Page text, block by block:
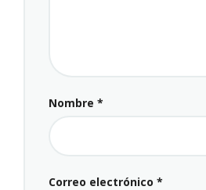
Nombre *
Correo electrónico *